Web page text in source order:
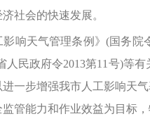
社会的快速发展。
天气管理条例》(国务院令
人民政府令2013第11号)等
一步增强我市人工影响天
管能力和作业效益为目标，